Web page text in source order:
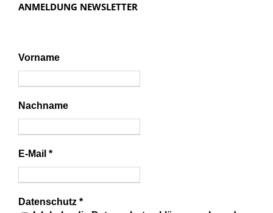
ANMELDUNG NEWSLETTER
Vorname
Nachname
E-Mail *
Datenschutz *